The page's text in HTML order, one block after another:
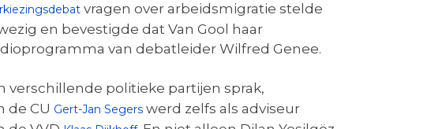
vragen over arbeidsmigratie stelde
en bevestigde dat Van Gool haar
van debatleider Wilfred Genee.
verschillende politieke partijen sprak,
de CU Gert-Jan Segers werd zelfs als adviseur